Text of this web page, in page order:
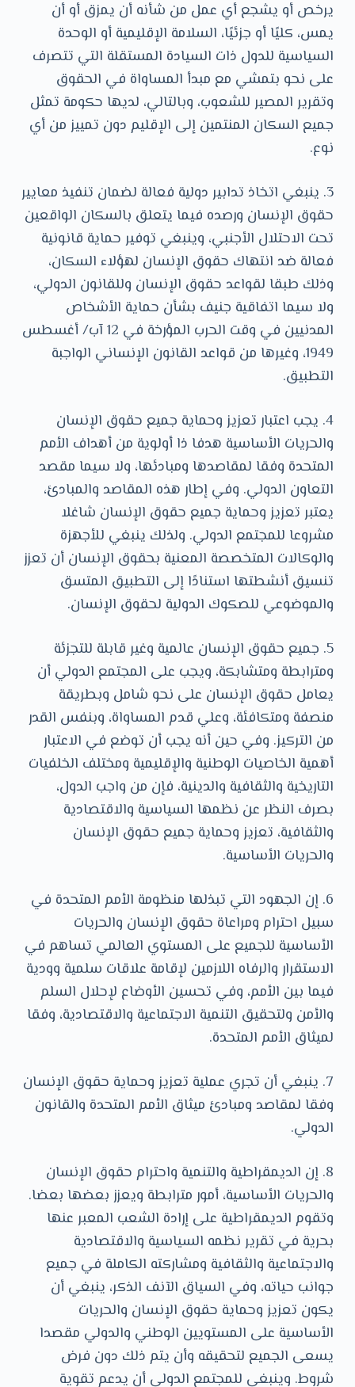
يرخص أو يشجع أي عمل من شأنه أن يمزق أو أن
يمس، كليًا أو جزئيًا، السلامة الإقليمية أو الوحدة
السياسية للدول ذات السيادة المستقلة التي تتصرف
على نحو بتمشي مع مبدأ المساواة في الحقوق
وتقرير المصير للشعوب، وبالتالي، لديها حكومة تمثل
جميع السكان المنتمين إلى الإقليم دون تمييز من أي
نوع.
3. ينبغي اتخاذ تدابير دولية فعالة لضمان تنفيذ معايير
حقوق الإنسان ورصده فيما يتعلق بالسكان الواقعين
تحت الاحتلال الأجنبي، وينبغي توفير حماية قانونية
فعالة ضد انتهاك حقوق الإنسان لهؤلاء السكان،
وذلك طبقا لقواعد حقوق الإنسان وللقانون الدولي،
ولا سيما اتفاقية جنيف بشأن حماية الأشخاص
المدنيين في وقت الحرب المؤرخة في 12 آب/ أغسطس
1949، وغيرها من قواعد القانون الإنساني الواجبة
التطبيق.
4. يجب اعتبار تعزيز وحماية جميع حقوق الإنسان
والحريات الأساسية هدفا ذا أولوية من أهداف الأمم
المتحدة وفقا لمقاصدها ومبادئها، ولا سيما مقصد
التعاون الدولي. وفي إطار هذه المقاصد والمبادئ،
يعتبر تعزيز وحماية جميع حقوق الإنسان شاغلا
مشروعا للمجتمع الدولي. ولذلك ينبغي للأجهزة
والوكالات المتخصصة المعنية بحقوق الإنسان أن تعزز
تنسيق أنشطتها استنادًا إلى التطبيق المتسق
والموضوعي للصكوك الدولية لحقوق الإنسان.
5. جميع حقوق الإنسان عالمية وغير قابلة للتجزئة
ومترابطة ومتشابكة، ويجب على المجتمع الدولي أن
يعامل حقوق الإنسان على نحو شامل وبطريقة
منصفة ومتكافئة، وعلي قدم المساواة، وبنفس القدر
من التركيز. وفي حين أنه يجب أن توضع في الاعتبار
أهمية الخاصيات الوطنية والإقليمية ومختلف الخلفيات
التاريخية والثقافية والدينية، فإن من واجب الدول،
بصرف النظر عن نظمها السياسية والاقتصادية
والثقافية، تعزيز وحماية جميع حقوق الإنسان
والحريات الأساسية.
6. إن الجهود التي تبذلها منظومة الأمم المتحدة في
سبيل احترام ومراعاة حقوق الإنسان والحريات
الأساسية للجميع على المستوي العالمي تساهم في
الاستقرار والرفاه اللازمين لإقامة علاقات سلمية وودية
فيما بين الأمم، وفي تحسين الأوضاع لإحلال السلم
والأمن ولتحقيق التنمية الاجتماعية والاقتصادية، وفقا
لميثاق الأمم المتحدة.
7. ينبغي أن تجري عملية تعزيز وحماية حقوق الإنسان
وفقا لمقاصد ومبادئ ميثاق الأمم المتحدة والقانون
الدولي.
8. إن الديمقراطية والتنمية واحترام حقوق الإنسان
والحريات الأساسية، أمور مترابطة ويعزز بعضها بعضا.
وتقوم الديمقراطية على إرادة الشعب المعبر عنها
بحرية في تقرير نظمه السياسية والاقتصادية
والاجتماعية والثقافية ومشاركته الكاملة في جميع
جوانب حياته، وفي السياق الآنف الذكر، ينبغي أن
يكون تعزيز وحماية حقوق الإنسان والحريات
الأساسية على المستويين الوطني والدولي مقصدا
يسعى الجميع لتحقيقه وأن يتم ذلك دون فرض
شروط. وينبغي للمجتمع الدولي أن يدعم تقوية